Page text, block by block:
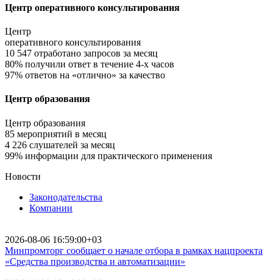
Центр оперативного консультирования
Центр
оперативного консультирования
10 547 отработано запросов за месяц
80% получили ответ в течение 4-х часов
97% ответов на «отлично» за качество
Центр образования
Центр образования
85 мероприятий в месяц
4 226 слушателей за месяц
99% информации для практического применения
Новости
Законодательства
Компании
2026-08-06 16:59:00+03
Минпромторг сообщает о начале отбора в рамках нацпроекта
«Средства производства и автоматизации»